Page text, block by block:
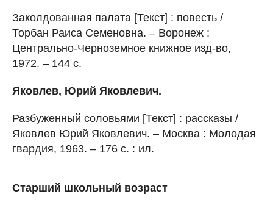
Заколдованная палата [Текст] : повесть /
Торбан Раиса Семеновна. – Воронеж :
Центрально-Черноземное книжное изд-во,
1972. – 144 с.
Яковлев, Юрий Яковлевич.
Разбуженный соловьями [Текст] : рассказы /
Яковлев Юрий Яковлевич. – Москва : Молодая
гвардия, 1963. – 176 с. : ил.
Старший школьный возраст